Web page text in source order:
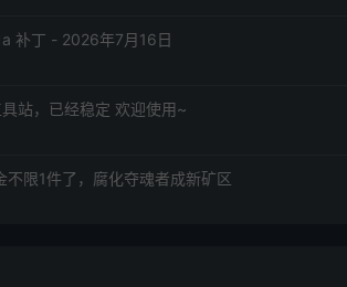
补丁 - 2026年7月16日
站，已经稳定 欢迎使用~
不限1件了，腐化夺魂者成新矿区